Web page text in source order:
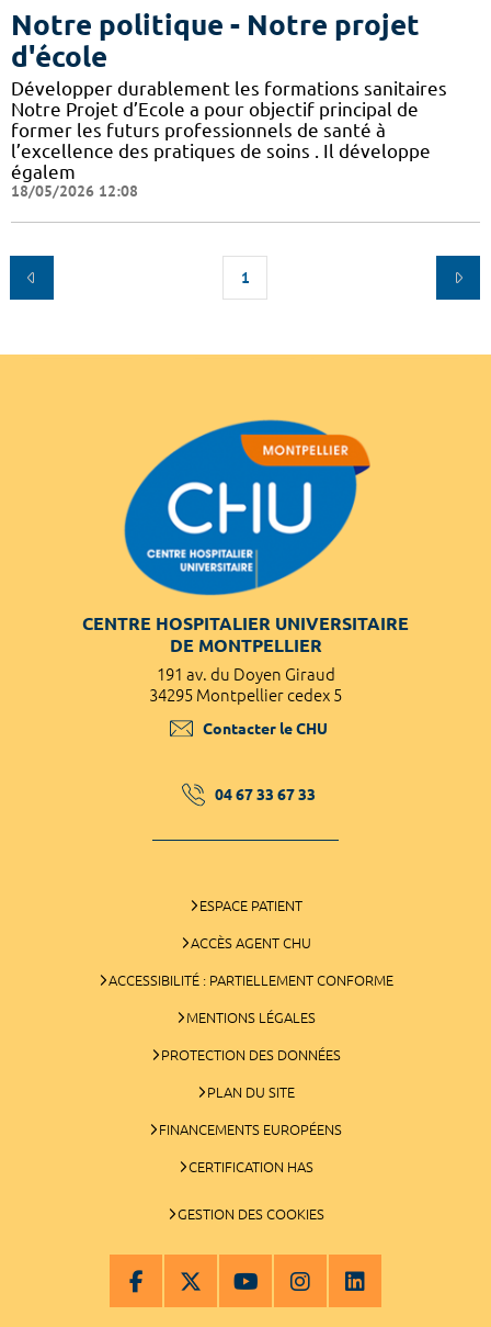
Notre politique - Notre projet
d'école
Développer durablement les formations sanitaires
Notre Projet d’Ecole a pour objectif principal de
former les futurs professionnels de santé à
l’excellence des pratiques de soins . Il développe
égalem
18/05/2026 12:08
1
CENTRE HOSPITALIER UNIVERSITAIRE
DE MONTPELLIER
191 av. du Doyen Giraud
34295 Montpellier cedex 5
Contacter le CHU
04 67 33 67 33
ESPACE PATIENT
ACCÈS AGENT CHU
ACCESSIBILITÉ : PARTIELLEMENT CONFORME
MENTIONS LÉGALES
PROTECTION DES DONNÉES
PLAN DU SITE
FINANCEMENTS EUROPÉENS
CERTIFICATION HAS
GESTION DES COOKIES